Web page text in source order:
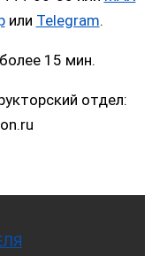
или Telegram.
15 мин.
отдел: